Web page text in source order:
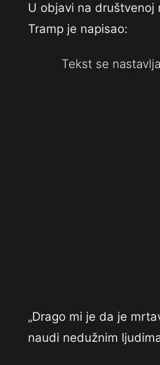
U objavi na društvenoj
Tramp je napisao:
Tekst se
„Drago mi je da je
naudi nedužnim